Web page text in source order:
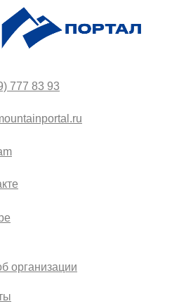
организации
777 83 93